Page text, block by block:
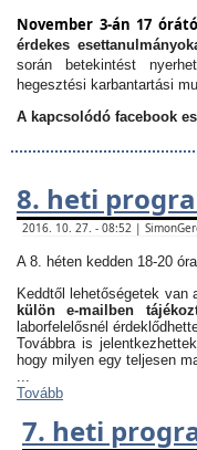
November 3-án 17
érdekes
során betekintést
hegesztési karbantartási
A kapcsolódó facebook
8. heti
2016. 10. 27. - 08:52 |
A 8. héten kedden 18-20
Keddtől lehetőségetek van
külön e-mailben
laborfelelősnél
Továbbra is
hogy milyen egy teljesen
...
Tovább
7. heti